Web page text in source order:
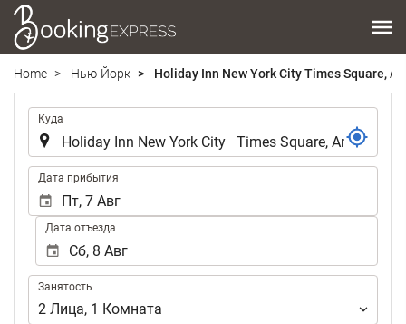
Home Нью-Йорк Holiday Inn New York City Times Square,
Куда
Дата прибытия
Дата отъезда
Занятость
Занятость
2 Лица, 1 Комната